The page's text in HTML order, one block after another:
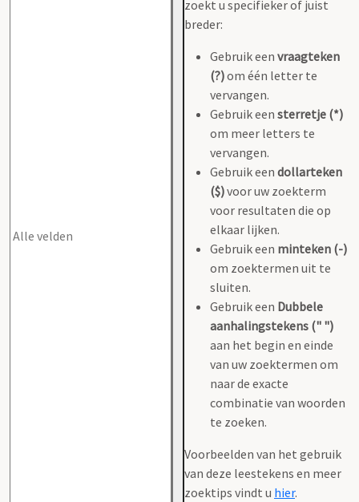
zoekt u specifieker of juist
breder:
Gebruik een vraagteken
(?)om één letter te
vervangen.
Gebruik een sterretje (*)
om meer letters te
vervangen.
Gebruik een dollarteken
($)voor uw zoekterm
voor resultaten die op
elkaar lijken.
Gebruik een minteken (-)
om zoektermen uit te
sluiten.
Gebruik een Dubbele
aanhalingstekens (" ")
aan het begin en einde
van uw zoektermen om
naar de exacte
combinatie van woorden
te zoeken.
Voorbeelden van het gebruik
van deze leestekens en meer
zoektips vindt u hier.